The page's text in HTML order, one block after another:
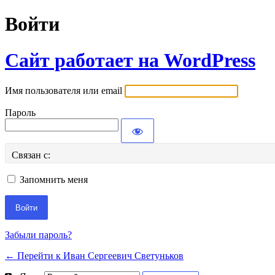
Войти
Сайт работает на WordPress
Имя пользователя или email
Пароль
Связан с:
Запомнить меня
Забыли пароль?
← Перейти к Иван Сергеевич Светуньков